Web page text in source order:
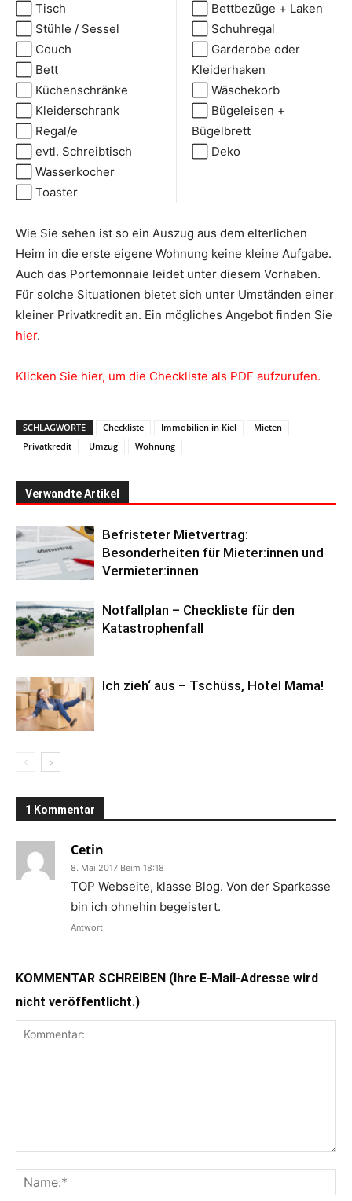
⬜ Tisch
⬜ Stühle / Sessel
⬜ Couch
⬜ Bett
⬜ Küchenschränke
⬜ Kleiderschrank
⬜ Regal/e
⬜ evtl. Schreibtisch
⬜ Wasserkocher
⬜ Toaster
⬜ Bettbezüge + Laken
⬜ Schuhregal
⬜ Garderobe oder
Kleiderhaken
⬜ Wäschekorb
⬜ Bügeleisen +
Bügelbrett
⬜ Deko
Wie Sie sehen ist so ein Auszug aus dem elterlichen
Heim in die erste eigene Wohnung keine kleine Aufgabe.
Auch das Portemonnaie leidet unter diesem Vorhaben.
Für solche Situationen bietet sich unter Umständen einer
kleiner Privatkredit an. Ein mögliches Angebot finden Sie
hier.
Klicken Sie hier, um die Checkliste als PDF aufzurufen.
SCHLAGWORTE Checkliste Immobilien in Kiel
Mieten
Privatkredit
Umzug Wohnung
Verwandte Artikel
Befristeter Mietvertrag:
Besonderheiten für Mieter:innen und
Vermieter:innen
Notfallplan – Checkliste für den
Katastrophenfall
Ich zieh‘ aus – Tschüss, Hotel Mama!
1 Kommentar
Cetin
8. Mai 2017 Beim 18:18
TOP Webseite, klasse Blog. Von der Sparkasse
bin ich ohnehin begeistert.
Antwort
KOMMENTAR SCHREIBEN (Ihre E-Mail-Adresse wird
nicht veröffentlicht.)